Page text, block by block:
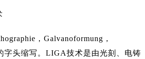
，Galvanoformung，
字头缩写。LIGA技术是由光刻、电铸